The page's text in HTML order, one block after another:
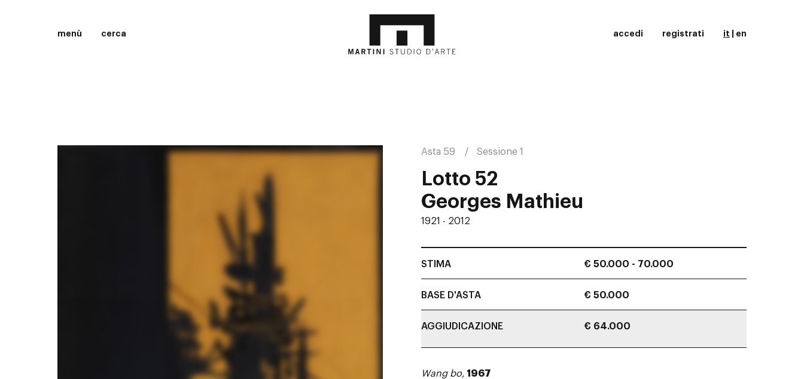
menù cerca accedi registrati it en
Asta 59 Sessione 1
Lotto 52
Georges Mathieu
1921 - 2012
STIMA € 50.000 - 70.000
BASE D'ASTA € 50.000
AGGIUDICAZIONE € 64.000
Wang bo, 1967